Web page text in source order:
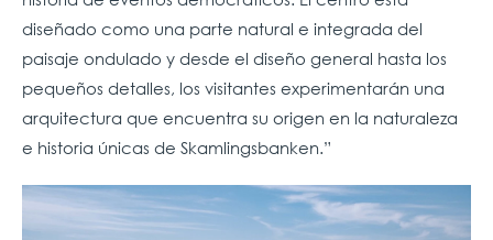
diseñado como una parte natural e integrada del
paisaje ondulado y desde el diseño general hasta los
pequeños detalles, los visitantes experimentarán una
arquitectura que encuentra su origen en la naturaleza
e historia únicas de Skamlingsbanken.”